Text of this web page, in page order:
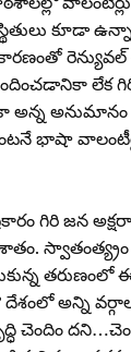
కూడా
కారణంతో
లేక
అనుమానం
వెంటనే భాషా
గిరి జన
స్వాతంత్య్రం
అన్ని
చెందిం